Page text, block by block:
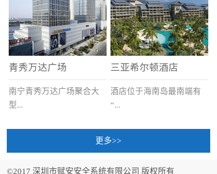
青秀万达广场
南宁青秀万达广场聚合大
型...
三亚希尔顿酒店
酒店位于海南岛最南端有
“...
中国的海岛天堂”之美称的
更多>>
©2017 深圳市赋安安全系统有限公司 版权所有